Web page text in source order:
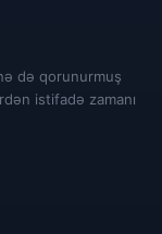
də qorunurmuş
istifadə zamanı